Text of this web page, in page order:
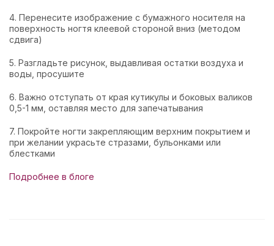
4. Перенесите изображение с бумажного носителя на
поверхность ногтя клеевой стороной вниз (методом
сдвига)
5. Разгладьте рисунок, выдавливая остатки воздуха и
воды, просушите
6. Важно отступать от края кутикулы и боковых валиков
0,5-1 мм, оставляя место для запечатывания
7. Покройте ногти закрепляющим верхним покрытием и
при желании украсьте стразами, бульонками или
блестками
Подробнее в блоге